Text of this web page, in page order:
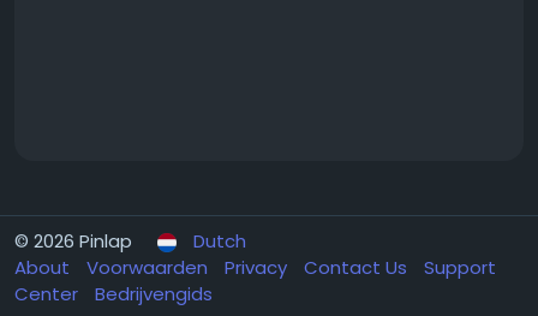
© 2026 Pinlap
Dutch
About
Voorwaarden Privacy Contact Us
Support
Center
Bedrijvengids